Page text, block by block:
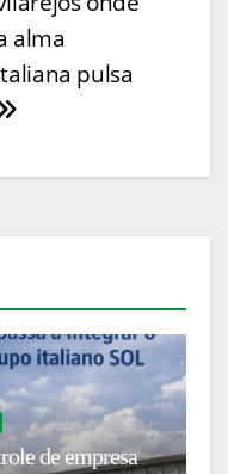
p
p
n
alma
pulsa
de empresa